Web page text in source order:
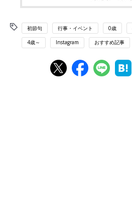
初節句 行事・イベント 0歳
4歳～ Instagram おすすめ記事